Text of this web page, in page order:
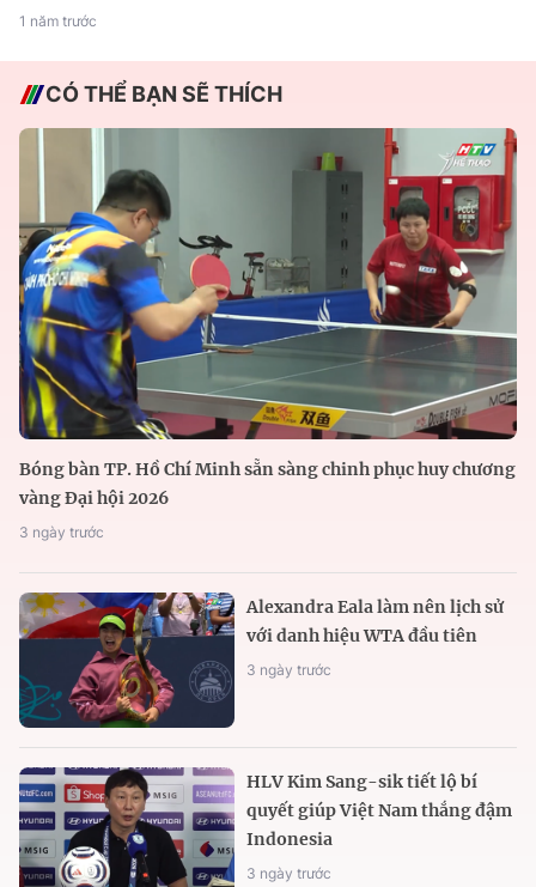
1 năm trước
CÓ THỂ BẠN SẼ THÍCH
Bóng bàn TP. Hồ Chí Minh sẵn sàng chinh phục huy chương
vàng Đại hội 2026
3 ngày trước
Alexandra Eala làm nên lịch sử
với danh hiệu WTA đầu tiên
3 ngày trước
HLV Kim Sang-sik tiết lộ bí
quyết giúp Việt Nam thắng đậm
Indonesia
3 ngày trước